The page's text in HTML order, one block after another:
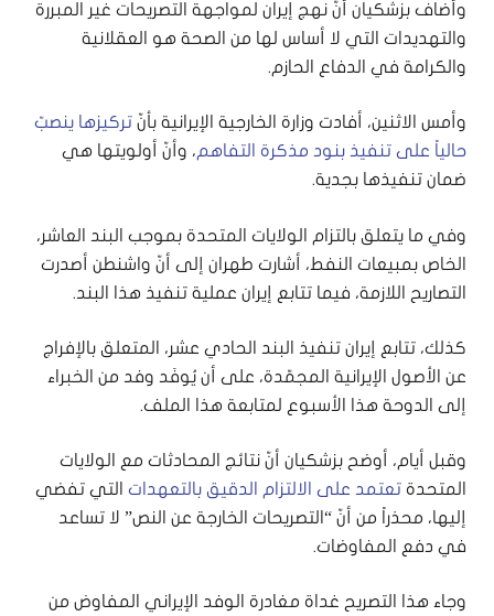
وأضاف بزشكيان أنّ نهج إيران لمواجهة التصريحات غير المبررة
والتهديدات التي لا أساس لها من الصحة هو العقلانية
والكرامة في الدفاع الحازم.
وأمس الاثنين، أفادت وزارة الخارجية الإيرانية بأنّ تركيزها ينصبّ
حالياً على تنفيذ بنود مذكرة التفاهم، وأنّ أولويتها هي
ضمان تنفيذها بجدية.
وفي ما يتعلق بالتزام الولايات المتحدة بموجب البند العاشر،
الخاص بمبيعات النفط، أشارت طهران إلى أنّ واشنطن أصدرت
التصاريح اللازمة، فيما تتابع إيران عملية تنفيذ هذا البند.
كذلك، تتابع إيران تنفيذ البند الحادي عشر، المتعلق بالإفراج
عن الأصول الإيرانية المجمّدة، على أن يُوفَد وفد من الخبراء
إلى الدوحة هذا الأسبوع لمتابعة هذا الملف.
وقبل أيام، أوضح بزشكيان أنّ نتائج المحادثات مع الولايات
المتحدة تعتمد على الالتزام الدقيق بالتعهدات التي تفضي
إليها، محذراً من أنّ “التصريحات الخارجة عن النص” لا تساعد
في دفع المفاوضات.
وجاء هذا التصريح غداة مغادرة الوفد الإيراني المفاوض من